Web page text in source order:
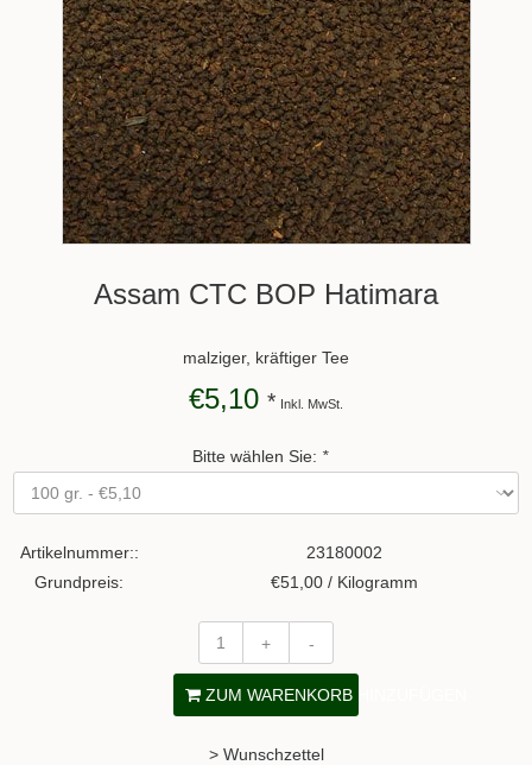
Assam CTC BOP Hatimara
malziger, kräftiger Tee
€5,10 * Inkl. MwSt.
Bitte wählen Sie: *
Artikelnummer::
23180002
Grundpreis:
€51,00 / Kilogramm
+ -
ZUM WARENKORB HINZUFÜGEN
> Wunschzettel